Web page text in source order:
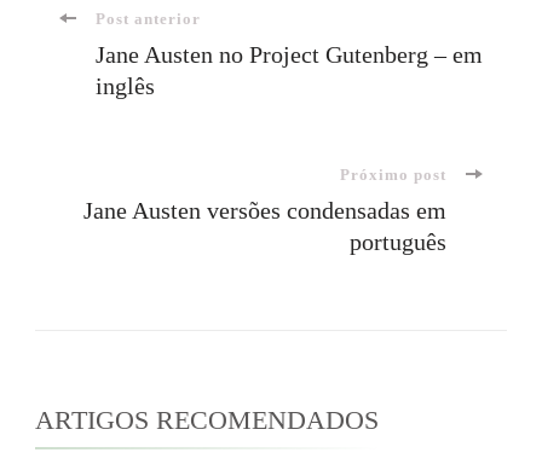
Navegação
Post anterior
Jane Austen no Project Gutenberg – em
inglês
Próximo post
Jane Austen versões condensadas em
português
ARTIGOS RECOMENDADOS